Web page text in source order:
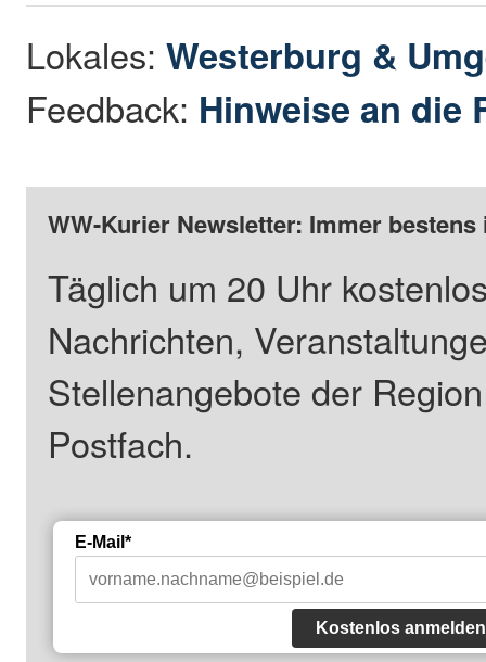
Lokales:Westerburg &
Feedback: Hinweise an die
WW-Kurier Newsletter: Immer
Täglich um 20 Uhr
Nachrichten,
Stellenangebote der
Postfach.
E-Mail*
Kostenlos anmelden